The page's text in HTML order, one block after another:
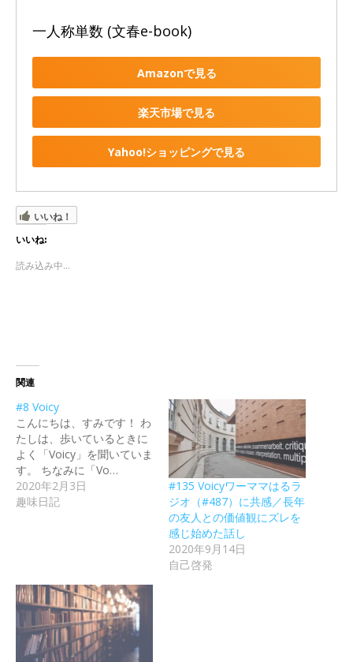
一人称単数 (文春e-book)
Amazonで見る
楽天市場で見る
Yahoo!ショッピングで見る
いいね！
いいね:
読み込み中...
関連
#8 Voicy
こんにちは、すみです！ わ
たしは、歩いているときに
よく「Voicy」を聞いていま
す。 ちなみに「Vo…
2020年2月3日
趣味日記
#135 Voicyワーママはるラ
ジオ（#487）に共感／長年
の友人との価値観にズレを
感じ始めた話し
2020年9月14日
自己啓発